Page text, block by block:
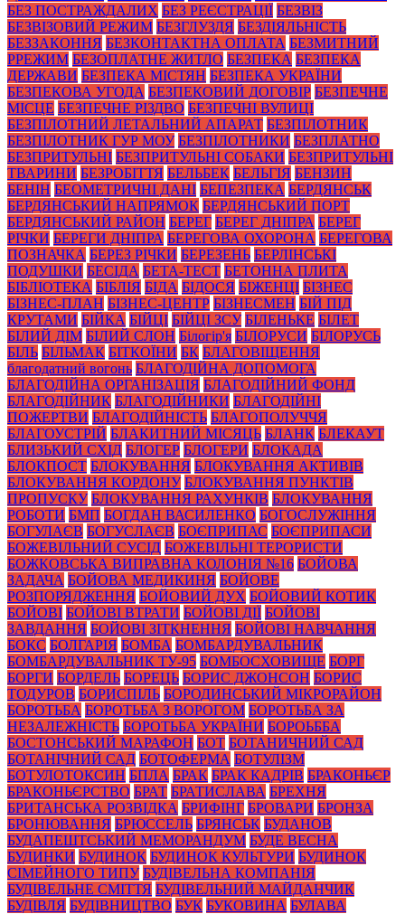
БЕЗ ПОСТРАЖДАЛИХ БЕЗ РЕЄСТРАЦІЇ БЕЗВІЗ
БЕЗВІЗОВИЙ РЕЖИМ БЕЗГЛУЗДЯ БЕЗДІЯЛЬНІСТЬ
БЕЗЗАКОННЯ БЕЗКОНТАКТНА ОПЛАТА БЕЗМИТНИЙ
РРЕЖИМ БЕЗОПЛАТНЕ ЖИТЛО БЕЗПЕКА БЕЗПЕКА
ДЕРЖАВИ БЕЗПЕКА МІСТЯН БЕЗПЕКА УКРАЇНИ
БЕЗПЕКОВА УГОДА БЕЗПЕКОВИЙ ДОГОВІР БЕЗПЕЧНЕ
МІСЦЕ БЕЗПЕЧНЕ РІЗДВО БЕЗПЕЧНІ ВУЛИЦІ
БЕЗПІЛОТНИЙ ЛЕТАЛЬНИЙ АПАРАТ БЕЗПІЛОТНИК
БЕЗПІЛОТНИК ГУР МОУ БЕЗПІЛОТНИКИ БЕЗПЛАТНО
БЕЗПРИТУЛЬНІ БЕЗПРИТУЛЬНІ СОБАКИ БЕЗПРИТУЛЬНІ
ТВАРИНИ БЕЗРОБІТТЯ БЕЛЬБЕК БЕЛЬГІЯ БЕНЗИН
БЕНІН БЕОМЕТРИЧНІ ДАНІ БЕПЕЗПЕКА БЕРДЯНСЬК
БЕРДЯНСЬКИЙ НАПРЯМОК БЕРДЯНСЬКИЙ ПОРТ
БЕРДЯНСЬКИЙ РАЙОН БЕРЕГ БЕРЕГ ДНІПРА БЕРЕГ
РІЧКИ БЕРЕГИ ДНІПРА БЕРЕГОВА ОХОРОНА БЕРЕГОВА
ПОЗНАЧКА БЕРЕЗ РІЧКИ БЕРЕЗЕНЬ БЕРЛІНСЬКІ
ПОДУШКИ БЕСІДА БЕТА-ТЕСТ БЕТОННА ПЛИТА
БІБЛІОТЕКА БІБЛІЯ БІДА БІДОСЯ БІЖЕНЦІ БІЗНЕС
БІЗНЕС-ПЛАН БІЗНЕС-ЦЕНТР БІЗНЕСМЕН БІЙ ПІД
КРУТАМИ БІЙКА БІЙЦІ БІЙЦІ ЗСУ БІЛЕНЬКЕ БІЛЕТ
БІЛИЙ ДІМ БІЛИЙ СЛОН Білогір'я БІЛОРУСИ БІЛОРУСЬ
БІЛЬ БІЛЬМАК БІТКОЇНИ БК БЛАГОВІЩЕННЯ
благодатний вогонь БЛАГОДІЙНА ДОПОМОГА
БЛАГОДІЙНА ОРГАНІЗАЦІЯ БЛАГОДІЙНИЙ ФОНД
БЛАГОДІЙНИК БЛАГОДІЙНИКИ БЛАГОДІЙНІ
ПОЖЕРТВИ БЛАГОДІЙНІСТЬ БЛАГОПОЛУЧЧЯ
БЛАГОУСТРІЙ БЛАКИТНИЙ МІСЯЦЬ БЛАНК БЛЕКАУТ
БЛИЗЬКИЙ СХІД БЛОГЕР БЛОГЕРИ БЛОКАДА
БЛОКПОСТ БЛОКУВАННЯ БЛОКУВАННЯ АКТИВІВ
БЛОКУВАННЯ КОРДОНУ БЛОКУВАННЯ ПУНКТІВ
ПРОПУСКУ БЛОКУВАННЯ РАХУНКІВ БЛОКУВАННЯ
РОБОТИ БМП БОГДАН ВАСИЛЕНКО БОГОСЛУЖІННЯ
БОГУЛАЄВ БОГУСЛАЄВ БОЄПРИПАС БОЄПРИПАСИ
БОЖЕВІЛЬНИЙ СУСІД БОЖЕВІЛЬНІ ТЕРОРИСТИ
БОЖКОВСЬКА ВИПРАВНА КОЛОНІЯ №16 БОЙОВА
ЗАДАЧА БОЙОВА МЕДИКИНЯ БОЙОВЕ
РОЗПОРЯДЖЕННЯ БОЙОВИЙ ДУХ БОЙОВИЙ КОТИК
БОЙОВІ БОЙОВІ ВТРАТИ БОЙОВІ ДІЇ БОЙОВІ
ЗАВДАННЯ БОЙОВІ ЗІТКНЕННЯ БОЙОВІ НАВЧАННЯ
БОКС БОЛГАРІЯ БОМБА БОМБАРДУВАЛЬНИК
БОМБАРДУВАЛЬНИК ТУ-95 БОМБОСХОВИЩЕ БОРГ
БОРГИ БОРДЕЛЬ БОРЕЦЬ БОРИС ДЖОНСОН БОРИС
ТОДУРОВ БОРИСПІЛЬ БОРОДИНСЬКИЙ МІКРОРАЙОН
БОРОТЬБА БОРОТЬБА З ВОРОГОМ БОРОТЬБА ЗА
НЕЗАЛЕЖНІСТЬ БОРОТЬБА УКРАЇНИ БОРОЬББА
БОСТОНСЬКИЙ МАРАФОН БОТ БОТАНИЧНИЙ САД
БОТАНІЧНИЙ САД БОТОФЕРМА БОТУЛІЗМ
БОТУЛОТОКСИН БПЛА БРАК БРАК КАДРІВ БРАКОНЬЄР
БРАКОНЬЄРСТВО БРАТ БРАТИСЛАВА БРЕХНЯ
БРИТАНСЬКА РОЗВІДКА БРИФІНГ БРОВАРИ БРОНЗА
БРОНЮВАННЯ БРЮССЕЛЬ БРЯНСЬК БУДАНОВ
БУДАПЕШТСЬКИЙ МЕМОРАНДУМ БУДЕ ВЕСНА
БУДИНКИ БУДИНОК БУДИНОК КУЛЬТУРИ БУДИНОК
СІМЕЙНОГО ТИПУ БУДІВЕЛЬНА КОМПАНІЯ
БУДІВЕЛЬНЕ СМІТТЯ БУДІВЕЛЬНИЙ МАЙДАНЧИК
БУДІВЛЯ БУДІВНИЦТВО БУК БУКОВИНА БУЛАВА